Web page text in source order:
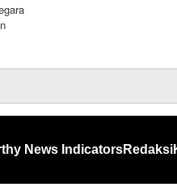
News IndicatorsRedaksi